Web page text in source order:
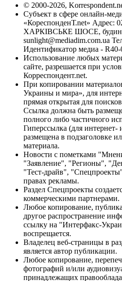
© 2000-2026,
Субъект в сфере онлайн-
«КореспонденТ.net» Адрес:
ХАРКІВСЬКЕ ШОСЕ,
sunlight@mediadim.com.ua
Идентификатор медиа - R40-
Использование любых
сайте, разрешается при
Корреспондент.net.
При копировании
Украины и мира», для
прямая открытая для
Ссылка должна быть
полного либо частичного
Гиперссылка (для
размещена в подзаголовке
материала.
Новости с пометками
"Заявление", "Регионы",
"Тест-драйв",
правах рекламы.
Раздел Спецпроекты
коммерческими партнерами.
Любое копирование,
другое распространение
ссылку на "Интерфакс-
воспрещается.
Владелец веб-страницы в
является автор публикации.
Любое копирование,
фотографий и/или
принадлежащих